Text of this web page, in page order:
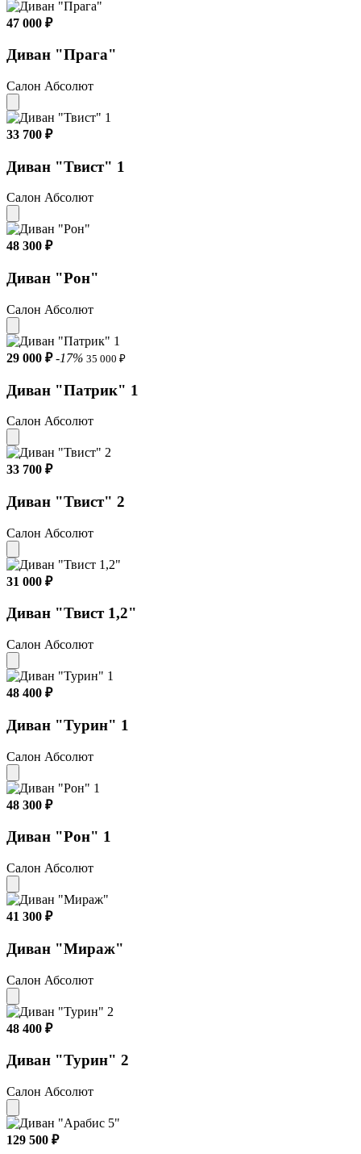
47 000 ₽
Диван "Прага"
Салон Абсолют
33 700 ₽
Диван "Твист" 1
Салон Абсолют
48 300 ₽
Диван "Рон"
Салон Абсолют
29 000 ₽ -17% 35 000 ₽
Диван "Патрик" 1
Салон Абсолют
33 700 ₽
Диван "Твист" 2
Салон Абсолют
31 000 ₽
Диван "Твист 1,2"
Салон Абсолют
48 400 ₽
Диван "Турин" 1
Салон Абсолют
48 300 ₽
Диван "Рон" 1
Салон Абсолют
41 300 ₽
Диван "Мираж"
Салон Абсолют
48 400 ₽
Диван "Турин" 2
Салон Абсолют
129 500 ₽